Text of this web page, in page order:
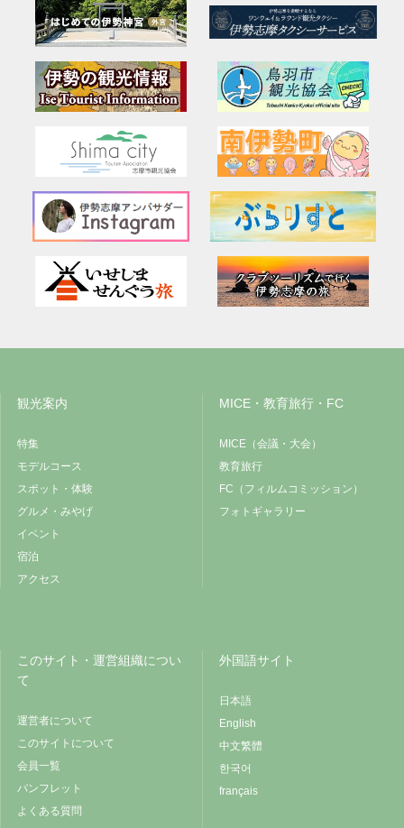
観光案内
特集
モデルコース
スポット・体験
グルメ・みやげ
イベント
宿泊
アクセス
MICE・教育旅行・FC
MICE（会議・大会）
教育旅行
FC（フィルムコミッション）
フォトギャラリー
このサイト・運営組織につい
て
運営者について
このサイトについて
会員一覧
パンフレット
よくある質問
外国語サイト
日本語
English
中文繁體
한국어
français